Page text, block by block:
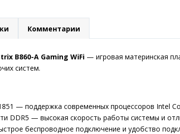
Комментарии
B860-A Gaming WiFi — игровая материнская
систем.
— поддержка современных процессоров Intel
DDR5 — высокая скорость работы системы и
беспроводное подключение и удобство